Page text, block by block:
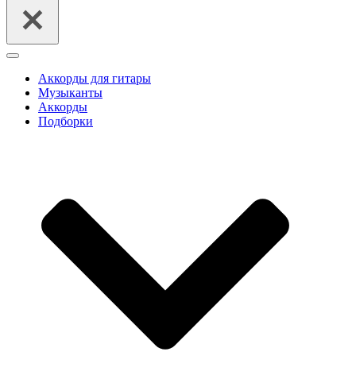
Меню
навигацииАккорды для гитары
Музыканты
Аккорды
Подборки